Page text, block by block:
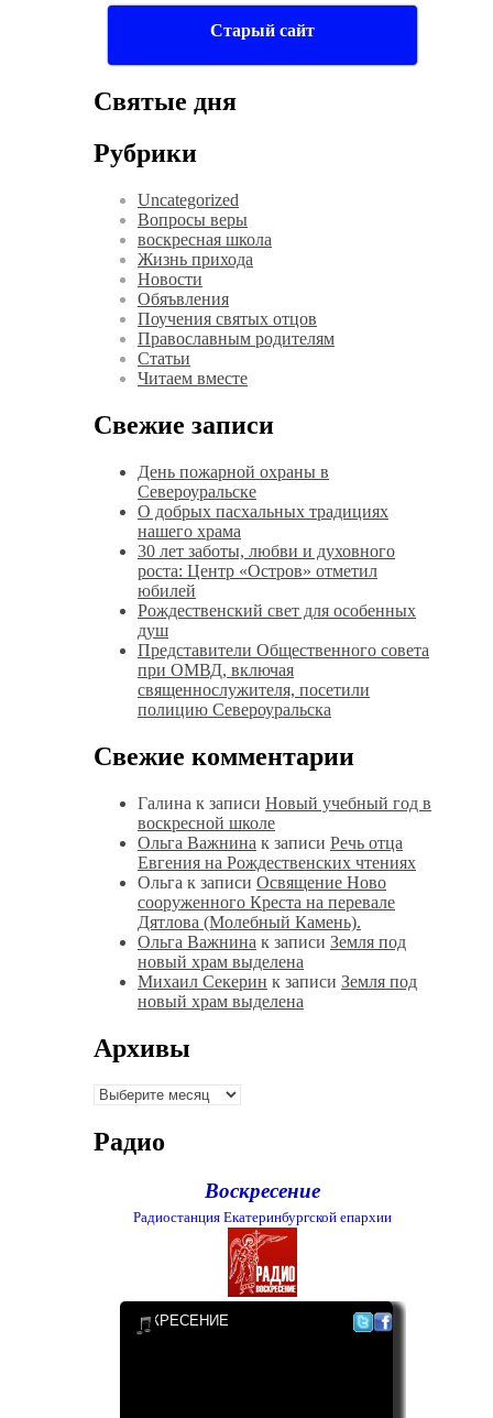
Старый сайт
Святые дня
Рубрики
Uncategorized
Вопросы веры
воскресная школа
Жизнь прихода
Новости
Обяъвления
Поучения святых отцов
Православным родителям
Статьи
Читаем вместе
Свежие записи
День пожарной охраны в
Североуральске
О добрых пасхальных традициях
нашего храма
30 лет заботы, любви и духовного
роста: Центр «Остров» отметил
юбилей
Рождественский свет для особенных
душ
Представители Общественного совета
при ОМВД, включая
священнослужителя, посетили
полицию Североуральска
Свежие комментарии
Галина к записи Новый учебный год в
воскресной школе
Ольга Важнина к записи Речь отца
Евгения на Рождественских чтениях
Ольга к записи Освящение Ново
сооруженного Креста на перевале
Дятлова (Молебный Камень).
Ольга Важнина к записи Земля под
новый храм выделена
Михаил Секерин к записи Земля под
новый храм выделена
Архивы
Архивы
Радио
Воскресение
Радиостанция Екатеринбургской епархии